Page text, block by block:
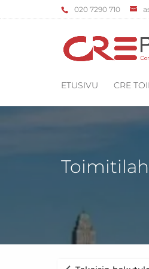
‌020 7290 710
ETUSIVU CRE